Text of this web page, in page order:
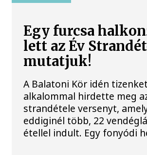
Egy furcsa
lett az Év
mutatjuk!
A Balatoni Kör idén
alkalommal hirdette meg
strandétele versenyt,
eddiginél több, 22
étellel indult. Egy fonyódi